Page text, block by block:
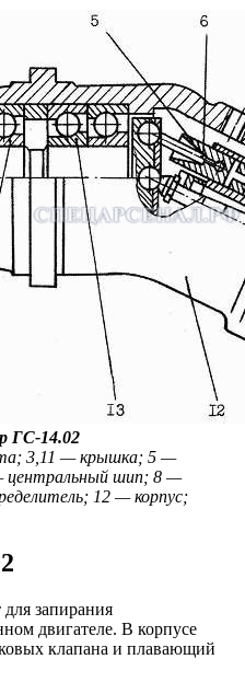
ГС-14.02
3,11 — крышка; 5 —
шип; 8 —
12 — корпус;
запирания
двигателе. В корпусе
клапана и плавающий